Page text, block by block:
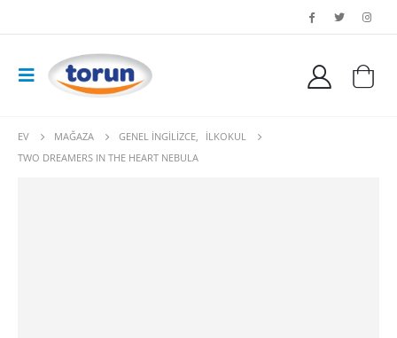
EV MAĞAZA GENEL İNGILIZCE,
İLKOKUL
TWO DREAMERS IN THE HEART NEBULA